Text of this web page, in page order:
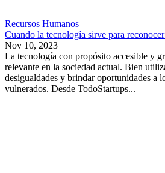
Recursos Humanos
Cuando la tecnología sirve para
Nov 10, 2023
La tecnología con propósito accesible y
relevante en la sociedad actual. Bien
desigualdades y brindar oportunidades a
vulnerados. Desde TodoStartups...